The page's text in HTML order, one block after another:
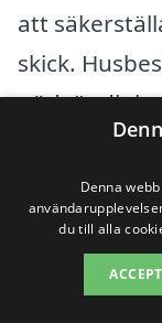
att
skick.
köpa, sälja
ditt hem.
pris.se kan
tjänster i
Denna
du till alla